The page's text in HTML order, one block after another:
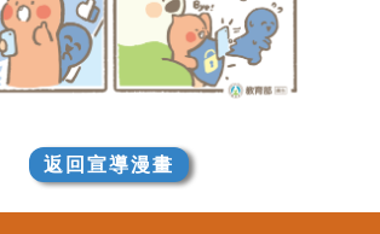
返回宣導漫畫